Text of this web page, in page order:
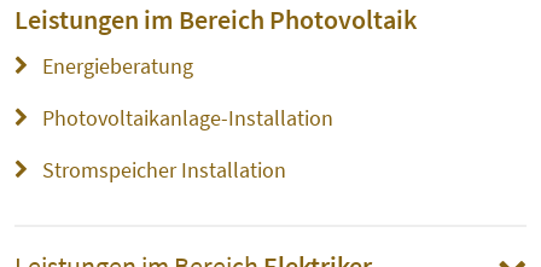
Leistungen im Bereich Photovoltaik
Energieberatung
Photovoltaikanlage-Installation
Stromspeicher Installation